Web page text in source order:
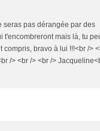
seras pas dérangée par des
t'encombreront mais là, tu
compris, bravo à lui !!!<br />
/> <br /> <br />